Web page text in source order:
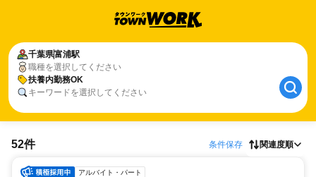
千葉県富浦駅
職種を選択してください
扶養内勤務OK
キーワードを選択してください
52件 条件保存 関連度順
アルバイト・パート